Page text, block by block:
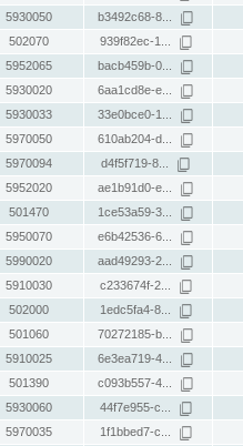
5930050 b3492c68-8...
502070 939f82ec-1...
5952065 bacb459b-0...
5930020 6aa1cd8e-e...
5930033 33e0bce0-1...
5970050 610ab204-d...
5970094 d4f5f719-8...
5952020 ae1b91d0-e...
501470 1ce53a59-3...
5950070 e6b42536-6...
5990020 aad49293-2...
5910030 c233674f-2...
502000 1edc5fa4-8...
501060 70272185-b...
5910025 6e3ea719-4...
501390 c093b557-4...
5930060 44f7e955-c...
5970035 1f1bbed7-c...